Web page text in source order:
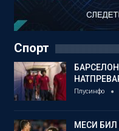
Спорт
Плусинфо
МЕСИ